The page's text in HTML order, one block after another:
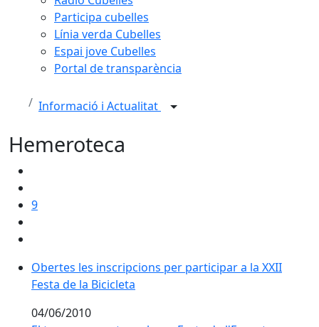
Participa cubelles
Línia verda Cubelles
Espai jove Cubelles
Portal de transparència
Informació i Actualitat
Hemeroteca
9
Obertes les inscripcions per participar a la XXII Festa
Obertes les inscripcions per participar a la XXII
Festa de la Bicicleta
04/06/2010